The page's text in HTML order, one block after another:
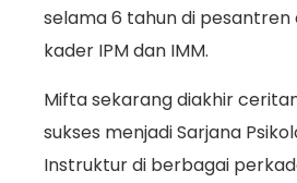
selama 6 tahun di pesantren
kader IPM dan IMM.
Mifta sekarang diakhir
sukses menjadi Sarjana
Instruktur di berbagai